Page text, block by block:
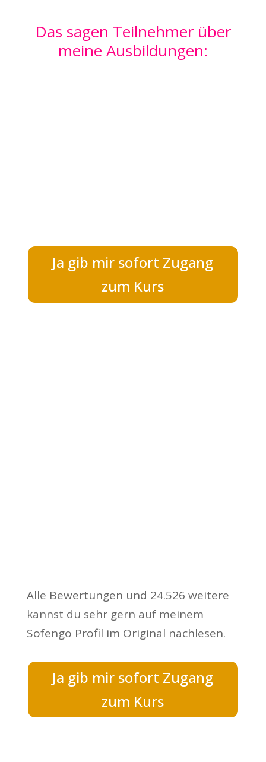
Das sagen Teilnehmer über
meine Ausbildungen:
Ja gib mir sofort Zugang
zum Kurs
Alle Bewertungen und 24.526 weitere
kannst du sehr gern auf meinem
Sofengo Profil im Original nachlesen.
Ja gib mir sofort Zugang
zum Kurs